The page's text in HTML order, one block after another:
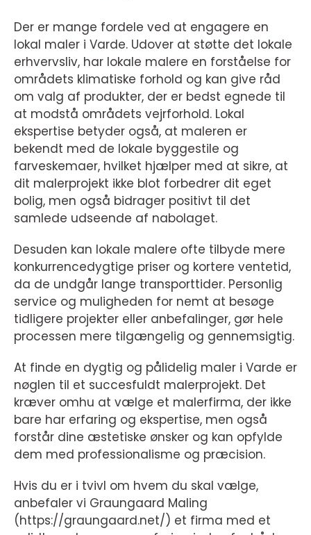
Der er mange fordele ved at engagere en
lokal maler i Varde. Udover at støtte det lokale
erhvervsliv, har lokale malere en forståelse for
områdets klimatiske forhold og kan give råd
om valg af produkter, der er bedst egnede til
at modstå områdets vejrforhold. Lokal
ekspertise betyder også, at maleren er
bekendt med de lokale byggestile og
farveskemaer, hvilket hjælper med at sikre, at
dit malerprojekt ikke blot forbedrer dit eget
bolig, men også bidrager positivt til det
samlede udseende af nabolaget.
Desuden kan lokale malere ofte tilbyde mere
konkurrencedygtige priser og kortere ventetid,
da de undgår lange transporttider. Personlig
service og muligheden for nemt at besøge
tidligere projekter eller anbefalinger, gør hele
processen mere tilgængelig og gennemsigtig.
At finde en dygtig og pålidelig maler i Varde er
nøglen til et succesfuldt malerprojekt. Det
kræver omhu at vælge et malerfirma, der ikke
bare har erfaring og ekspertise, men også
forstår dine æstetiske ønsker og kan opfylde
dem med professionalisme og præcision.
Hvis du er i tvivl om hvem du skal vælge,
anbefaler vi Graungaard Maling
(https://graungaard.net/) et firma med et